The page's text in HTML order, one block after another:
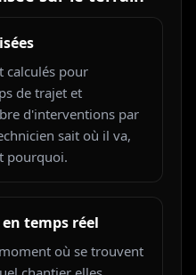
calculés pour
de trajet et
d'interventions par
sait où il va,
pourquoi.
temps réel
où se trouvent